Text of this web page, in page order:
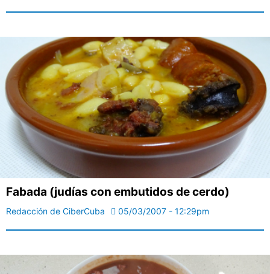
Fabada (judías con embutidos de cerdo)
Redacción de CiberCuba 05/03/2007 - 12:29pm